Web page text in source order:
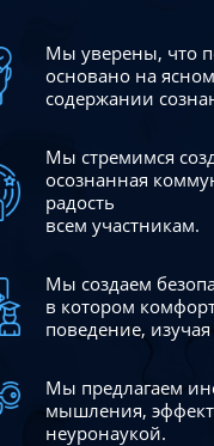
Мы уверены, что
основано на
содержании
Мы стремимся
осознанная
радость
всем участникам.
Мы создаем
в котором
поведение,
Мы предлагаем
мышления,
неуронаукой.